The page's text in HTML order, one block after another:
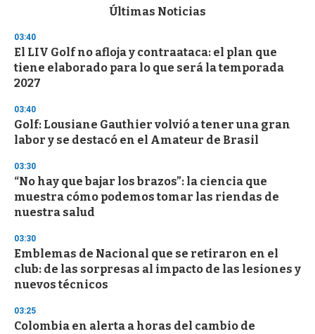
d
s
o
f
3
s
e
c
o
d
s
Últimas Noticias
03:40
El LIV Golf no afloja y contraataca: el plan que
tiene elaborado para lo que será la temporada
2027
03:40
Golf: Lousiane Gauthier volvió a tener una gran
labor y se destacó en el Amateur de Brasil
03:30
“No hay que bajar los brazos”: la ciencia que
muestra cómo podemos tomar las riendas de
nuestra salud
03:30
Emblemas de Nacional que se retiraron en el
club: de las sorpresas al impacto de las lesiones y
nuevos técnicos
03:25
Colombia en alerta a horas del cambio de